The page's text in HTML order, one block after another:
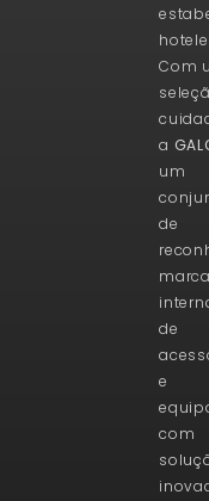
Com
a
um
de
de
e
com